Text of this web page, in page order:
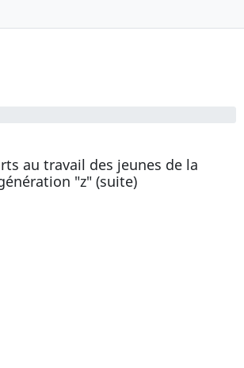
de ce questionnaire.
au travail des jeunes de la
"z" (suite)